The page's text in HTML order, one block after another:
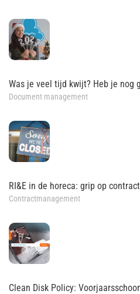
Was je veel tijd kwijt? Heb je nog
Document management
RI&E in de horeca: grip op
Contractmanagement
Clean Disk Policy: